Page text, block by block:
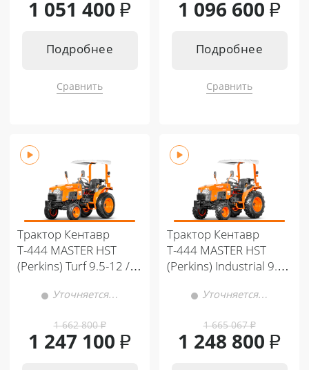
1 051 400 ₽
Подробнее
Сравнить
1 096 600 ₽
Подробнее
Сравнить
Трактор Кентавр
Т-444 MASTER HST
(Perkins) Turf 9.5-12 /
Уточняется…
1 662 800₽
1 247 100 ₽
Трактор Кентавр
Т-444 MASTER HST
(Perkins) Industrial 9.5-
Уточняется…
1 665 067₽
1 248 800 ₽